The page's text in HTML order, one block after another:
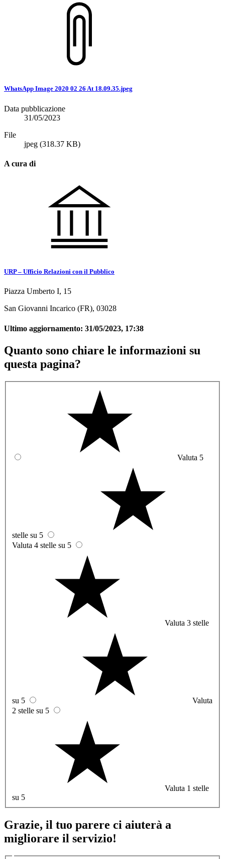
WhatsApp Image 2020 02 26 At 18.09.35.jpeg
Data pubblicazione
31/05/2023
File
jpeg (318.37 KB)
A cura di
URP – Ufficio Relazioni con il Pubblico
Piazza Umberto I, 15
San Giovanni Incarico (FR), 03028
Ultimo aggiornamento: 31/05/2023, 17:38
Quanto sono chiare le informazioni su
questa pagina?
Valuta 5
stelle su 5
Valuta 4 stelle su 5
Valuta 3 stelle
su 5
Valuta
2 stelle su 5
Valuta 1 stelle
su 5
Grazie, il tuo parere ci aiuterà a
migliorare il servizio!